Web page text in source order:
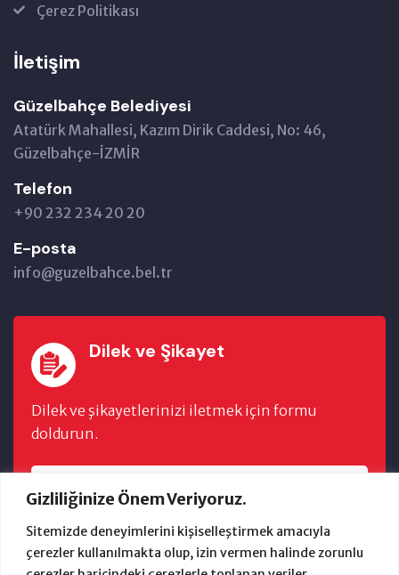
Gizliliğinize Önem Veriyoruz.
Sitemizde deneyimlerini kişiselleştirmek amacıyla
çerezler kullanılmakta olup, izin vermen halinde zorunlu
Çerez Politikası
İletişim
Güzelbahçe Belediyesi
Atatürk Mahallesi, Kazım Dirik Caddesi, No: 46,
Güzelbahçe-İZMİR
Telefon
+90 232 234 20 20
E-posta
info@guzelbahce.bel.tr
Dilek ve Şikayet
Dilek ve şikayetlerinizi iletmek için formu
doldurun.